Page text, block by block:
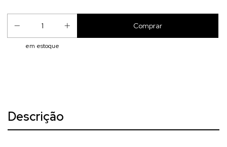
em estoque
Descrição